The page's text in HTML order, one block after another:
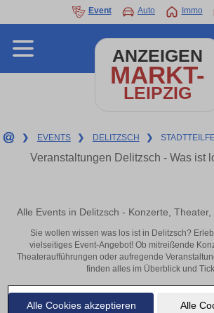
Alle Cookies akzeptieren Alle
Event Auto Immo
ANZEIGEN
MARKT-
LEIPZIG
❯ EVENTS ❯ DELITZSCH ❯
Veranstaltungen Delitzsch - Was ist
Alle Events in Delitzsch - Konzerte,
Sie wollen wissen was los ist in Delitzsch?
vielseitiges Event-Angebot! Ob mitreißende
Theateraufführungen oder aufregende
finden alles im Überblick und